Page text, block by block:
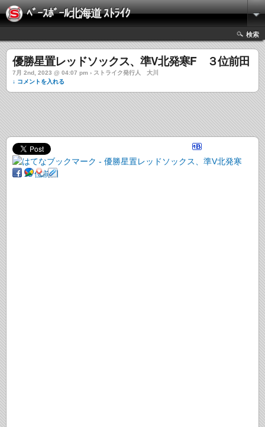
ﾍﾞｰｽﾎﾞｰﾙ北海道 ｽﾄﾗｲｸ
検索
優勝星置レッドソックス、準V北発寒F ３位前田
7月 2nd, 2023 @ 04:07 pm › ストライク発行人 大川
↓ コメントを入れる